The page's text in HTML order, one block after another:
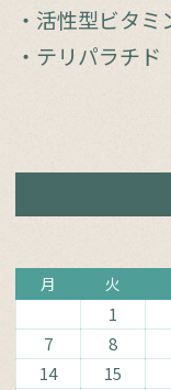
・活性型ビタミ
・テリパラチド
月 火
1
7
8
14
15